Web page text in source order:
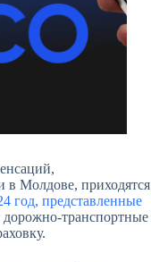
в Молдове, приходятся
год, представленные
дорожно-транспортные